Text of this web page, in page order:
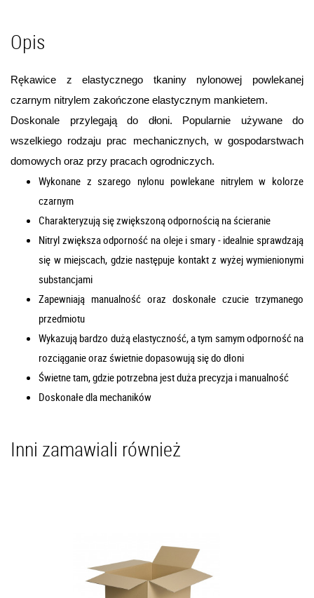
Opis
Rękawice z elastycznego tkaniny nylonowej powlekanej
czarnym nitrylem zakończone elastycznym mankietem.
Doskonale przylegają do dłoni. Popularnie używane do
wszelkiego rodzaju prac mechanicznych, w gospodarstwach
domowych oraz przy pracach ogrodniczych.
Wykonane z szarego nylonu powlekane nitrylem w kolorze
czarnym
Charakteryzują się zwiększoną odpornością na ścieranie
Nitryl zwiększa odporność na oleje i smary - idealnie sprawdzają
się w miejscach, gdzie następuje kontakt z wyżej wymienionymi
substancjami
Zapewniają manualność oraz doskonałe czucie trzymanego
przedmiotu
Wykazują bardzo dużą elastyczność, a tym samym odporność na
rozciąganie oraz świetnie dopasowują się do dłoni
Świetne tam, gdzie potrzebna jest duża precyzja i manualność
Doskonałe dla mechaników
Inni zamawiali również